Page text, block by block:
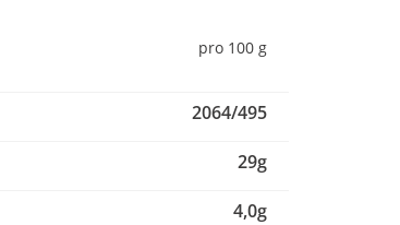
pro 100 g
2064/495
29g
4,0g